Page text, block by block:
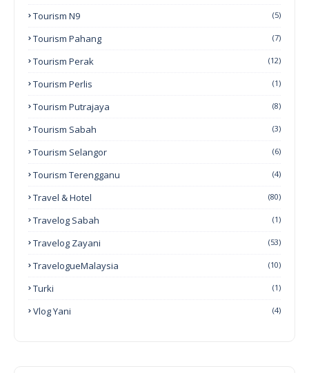
Tourism N9 (5)
Tourism Pahang (7)
Tourism Perak (12)
Tourism Perlis (1)
Tourism Putrajaya (8)
Tourism Sabah (3)
Tourism Selangor (6)
Tourism Terengganu (4)
Travel & Hotel (80)
Travelog Sabah (1)
Travelog Zayani (53)
TravelogueMalaysia (10)
Turki (1)
Vlog Yani (4)